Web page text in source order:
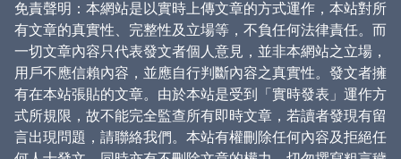
免責聲明：本網站是以實時上傳文章的方式運作，本站對所
有文章的真實性、完整性及立場等，不負任何法律責任。而
一切文章內容只代表發文者個人意見，並非本網站之立場，
用戶不應信賴內容，並應自行判斷內容之真實性。發文者擁
有在本站張貼的文章。由於本站是受到「實時發表」運作方
式所規限，故不能完全監查所有即時文章，若讀者發現有留
言出現問題，請聯絡我們。本站有權刪除任何內容及拒絕任